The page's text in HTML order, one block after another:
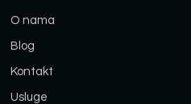
O nama
Blog
Kontakt
Usluge